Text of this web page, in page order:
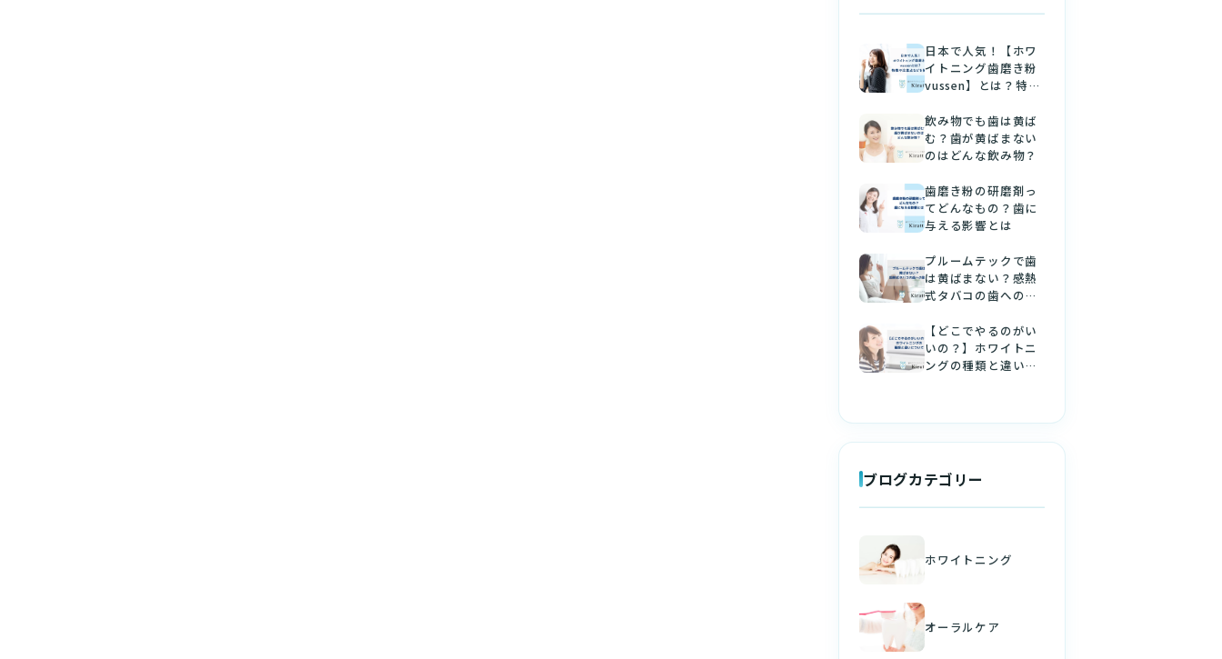
日本で人気！【ホワ
イトニング歯磨き粉
vussen】とは？特徴
飲み物でも歯は黄ば
む？歯が黄ばまない
のはどんな飲み物？
歯磨き粉の研磨剤っ
てどんなもの？歯に
与える影響とは
プルームテックで歯
は黄ばまない？感熱
式タバコの歯への影
【どこでやるのがい
いの？】ホワイトニ
ングの種類と違いに
ブログカテゴリー
ホワイトニング
オーラルケア